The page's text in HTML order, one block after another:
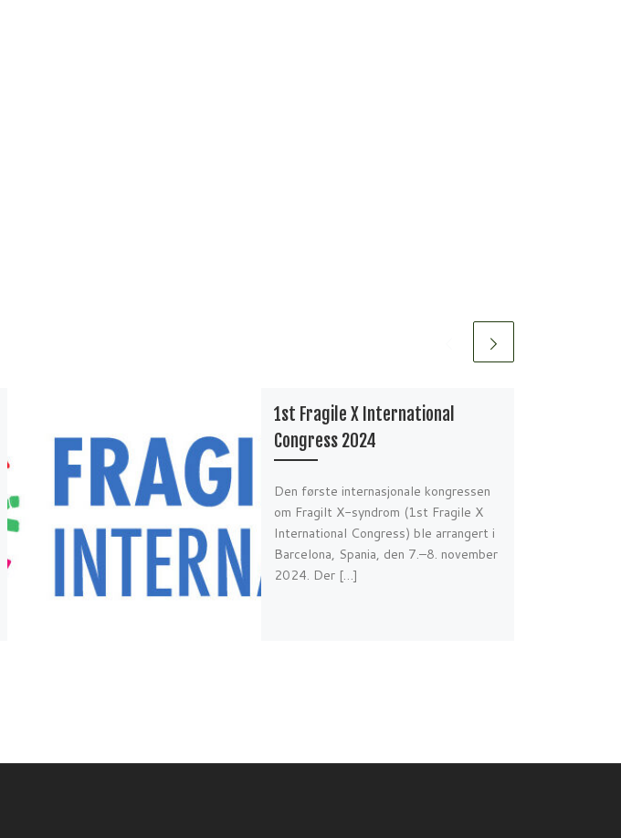
1st Fragile X International
Congress 2024
Den første internasjonale kongressen
om Fragilt X-syndrom (1st Fragile X
International Congress) ble arrangert i
Barcelona, Spania, den 7.–8. november
2024. Der […]